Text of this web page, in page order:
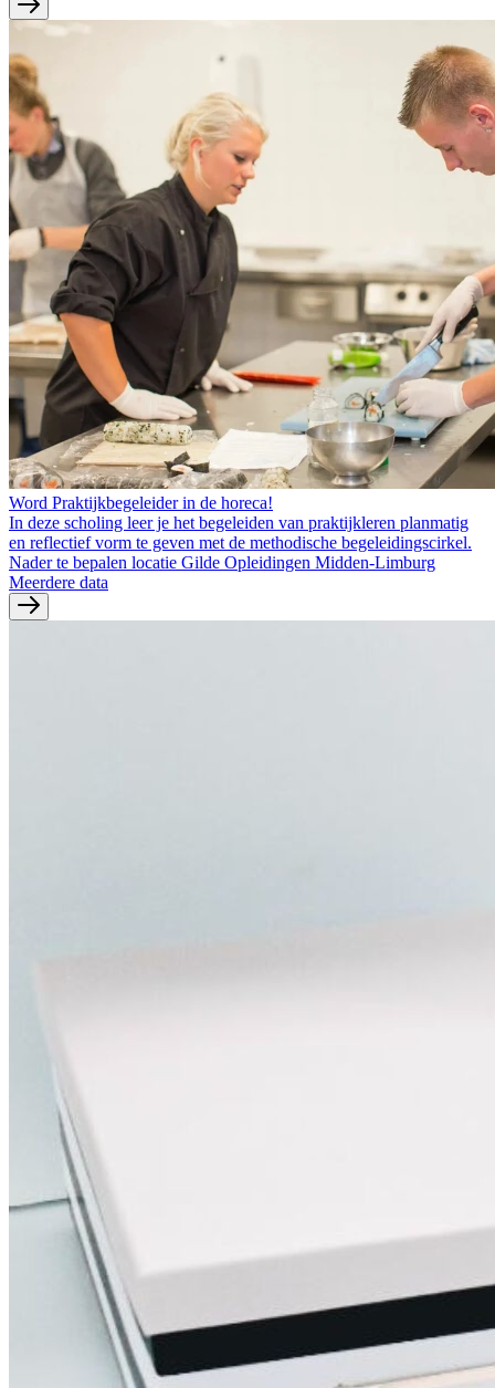
Word Praktijkbegeleider in de horeca!
In deze scholing leer je het begeleiden van praktijkleren planmatig
en reflectief vorm te geven met de methodische begeleidingscirkel.
Nader te bepalen locatie Gilde Opleidingen Midden-Limburg
Meerdere data